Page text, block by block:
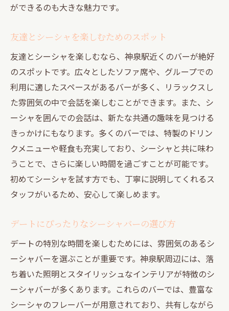
ができるのも大きな魅力です。
友達とシーシャを楽しむためのスポット
友達とシーシャを楽しむなら、神泉駅近くのバーが絶好
のスポットです。広々としたソファ席や、グループでの
利用に適したスペースがあるバーが多く、リラックスし
た雰囲気の中で会話を楽しむことができます。また、シ
ーシャを囲んでの会話は、新たな共通の趣味を見つける
きっかけにもなります。多くのバーでは、特製のドリン
クメニューや軽食も充実しており、シーシャと共に味わ
うことで、さらに楽しい時間を過ごすことが可能です。
初めてシーシャを試す方でも、丁寧に説明してくれるス
タッフがいるため、安心して楽しめます。
デートにぴったりなシーシャバーの選び方
デートの特別な時間を楽しむためには、雰囲気のあるシ
ーシャバーを選ぶことが重要です。神泉駅周辺には、落
ち着いた照明とスタイリッシュなインテリアが特徴のシ
ーシャバーが多くあります。これらのバーでは、豊富な
シーシャのフレーバーが用意されており、共有しながら